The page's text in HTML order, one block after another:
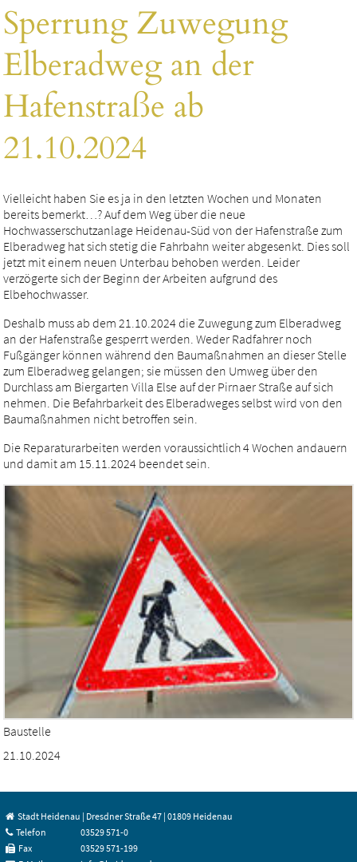
Sperrung Zuwegung
Elberadweg an der
Hafenstraße ab
21.10.2024
Vielleicht haben Sie es ja in den letzten Wochen und Monaten
bereits bemerkt…? Auf dem Weg über die neue
Hochwasserschutzanlage Heidenau-Süd von der Hafenstraße zum
Elberadweg hat sich stetig die Fahrbahn weiter abgesenkt. Dies soll
jetzt mit einem neuen Unterbau behoben werden. Leider
verzögerte sich der Beginn der Arbeiten aufgrund des
Elbehochwasser.
Deshalb muss ab dem 21.10.2024 die Zuwegung zum Elberadweg
an der Hafenstraße gesperrt werden. Weder Radfahrer noch
Fußgänger können während den Baumaßnahmen an dieser Stelle
zum Elberadweg gelangen; sie müssen den Umweg über den
Durchlass am Biergarten Villa Else auf der Pirnaer Straße auf sich
nehmen. Die Befahrbarkeit des Elberadweges selbst wird von den
Baumaßnahmen nicht betroffen sein.
Die Reparaturarbeiten werden voraussichtlich 4 Wochen andauern
und damit am 15.11.2024 beendet sein.
Baustelle
21.10.2024
Stadt Heidenau | Dresdner Straße 47 | 01809 Heidenau
Telefon
03529 571-0
Fax
03529 571-199